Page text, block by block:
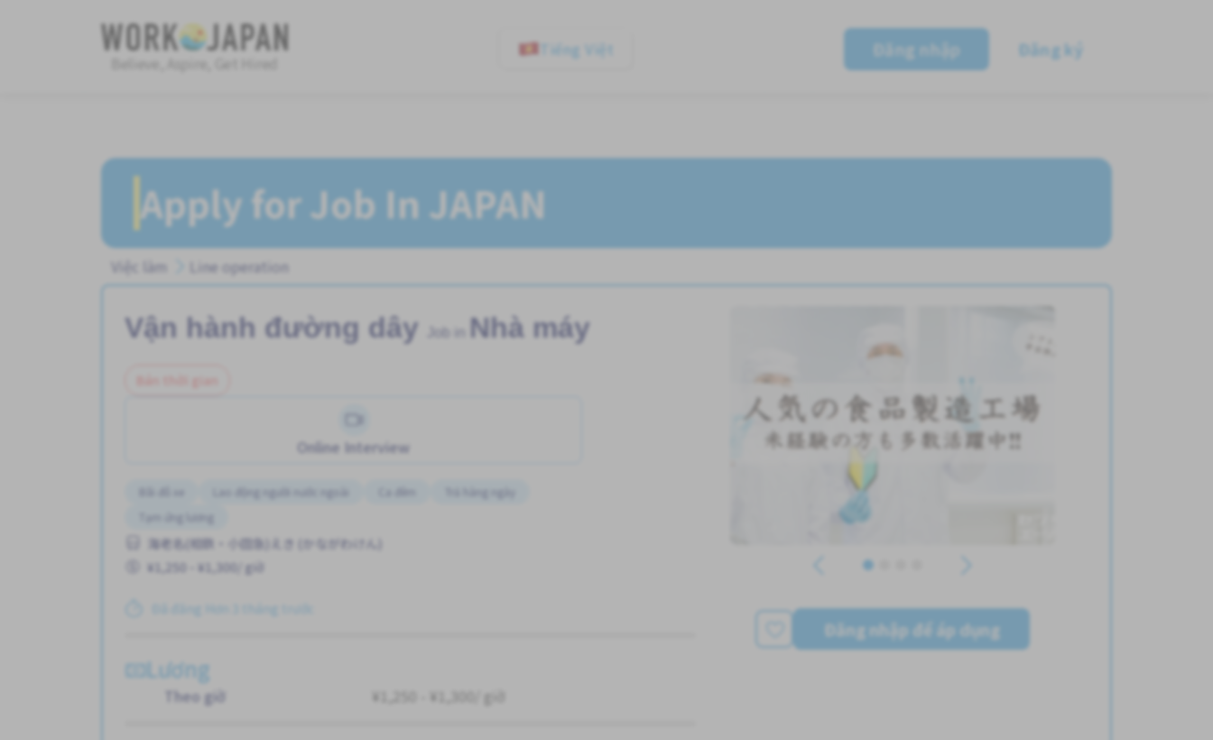
Believe, Aspire, Get Hired
Tiếng Việt Đăng nhập Đăng ký
Apply for Job In JAPAN
Việc làm Line operation
Vận hành đường dây Nhà máy
Online Interview
Lao động người nước ngoài
Trả hàng ngày
Tạm ứng lương
海老名(相鉄・小田急)えき (かながわけん)
¥1,250 - ¥1,300/ giờ
Đã đăng Hơn 3 tháng trước
Lương
Theo giờ ¥1,250 - ¥1,300/ giờ
Đăng nhập để áp dụng